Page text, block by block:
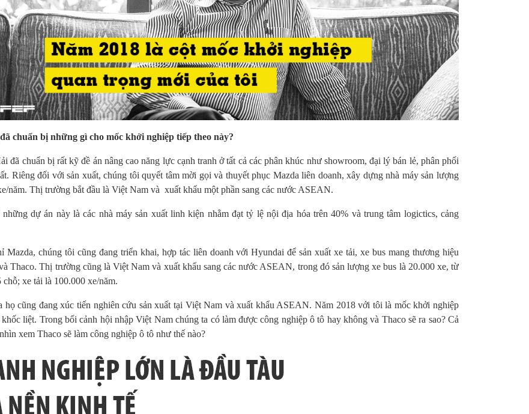
chuẩn bị những gì cho mốc khởi nghiệp tiếp theo này?
đã chuẩn bị rất kỹ đề án nâng cao năng lực cạnh tranh ở tất cả các phân khúc như showroom, đại lý bán lẻ, phân phối
Riêng đối với sản xuất, chúng tôi quyết tâm mời gọi và thuyết phục Mazda liên doanh, xây dựng nhà máy sản lượng
năm. Thị trường bắt đầu là Việt Nam và xuất khẩu một phần sang các nước ASEAN.
dự án này là các nhà máy sản xuất linh kiện nhằm đạt tỷ lệ nội địa hóa trên 40% và trung tâm logictics, cảng
Mazda, chúng tôi cũng đang triển khai, hợp tác liên doanh với Hyundai để sản xuất xe tải, xe bus mang thương hiệu
Thaco. Thị trường cũng là Việt Nam và xuất khẩu sang các nước ASEAN, trong đó sản lượng xe bus là 20.000 xe, từ
chỗ; xe tải là 100.000 xe/năm.
họ cũng đang xúc tiến nghiên cứu sản xuất tại Việt Nam và xuất khẩu ASEAN. Năm 2018 với tôi là mốc khởi nghiệp
liệt. Trong bối cảnh hội nhập Việt Nam chúng ta có làm được công nghiệp ô tô hay không và Thaco sẽ ra sao? Cả
xem Thaco sẽ làm công nghiệp ô tô như thế nào?